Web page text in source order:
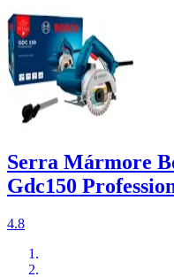
Serra Mármore
Gdc150
4.8